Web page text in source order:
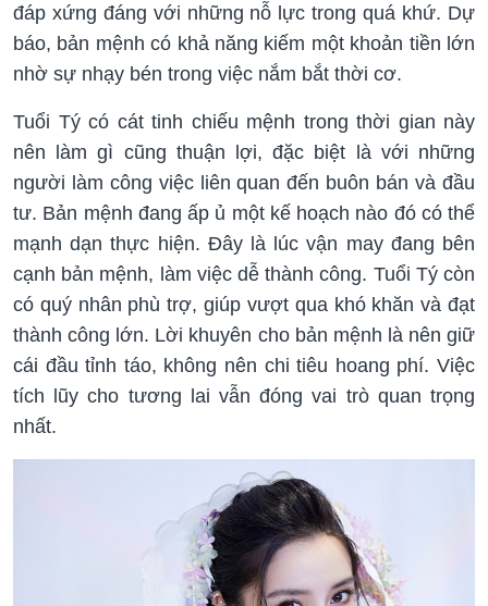
đáp xứng đáng với những nỗ lực trong quá khứ. Dự
báo, bản mệnh có khả năng kiếm một khoản tiền lớn
nhờ sự nhạy bén trong việc nắm bắt thời cơ.
Tuổi Tý có cát tinh chiếu mệnh trong thời gian này
nên làm gì cũng thuận lợi, đặc biệt là với những
người làm công việc liên quan đến buôn bán và đầu
tư. Bản mệnh đang ấp ủ một kế hoạch nào đó có thể
mạnh dạn thực hiện. Đây là lúc vận may đang bên
cạnh bản mệnh, làm việc dễ thành công. Tuổi Tý còn
có quý nhân phù trợ, giúp vượt qua khó khăn và đạt
thành công lớn. Lời khuyên cho bản mệnh là nên giữ
cái đầu tỉnh táo, không nên chi tiêu hoang phí. Việc
tích lũy cho tương lai vẫn đóng vai trò quan trọng
nhất.